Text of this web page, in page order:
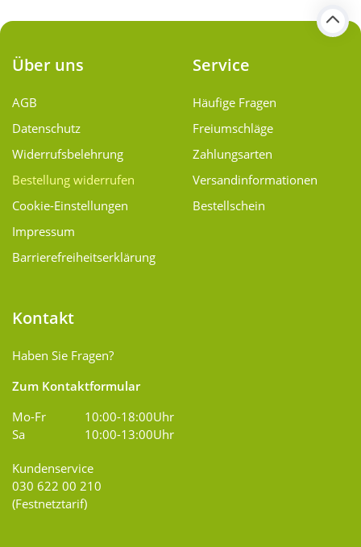
Über uns
AGB
Datenschutz
Widerrufsbelehrung
Bestellung widerrufen
Cookie-Einstellungen
Impressum
Barrierefreiheitserklärung
Service
Häufige Fragen
Freiumschläge
Zahlungsarten
Versand­informationen
Bestellschein
Kontakt
Haben Sie Fragen?
Zum Kontaktformular
Mo-Fr
10:00-18:00Uhr
Sa
10:00-13:00Uhr
Kundenservice
030 622 00 210
(Festnetztarif)